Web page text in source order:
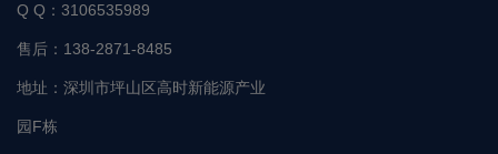
Q Q： 3106535989
售后： 138-2871-8485
地址： 深圳市坪山区高时新能源产业
园F栋